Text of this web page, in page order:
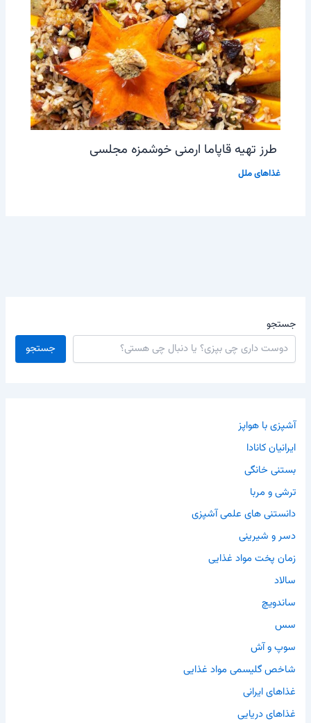
طرز تهیه قاپاما ارمنی خوشمزه مجلسی
غذاهای ملل
جستجو
جستجو
آشپزی با هواپز
ایرانیان کانادا
بستنی خانگی
ترشی و مربا
دانستنی های علمی آشپزی
دسر و شیرینی
زمان پخت مواد غذایی
سالاد
ساندویچ
سس
سوپ و آش
شاخص گلیسمی مواد غذایی
غذاهای ایرانی
غذاهای دریایی